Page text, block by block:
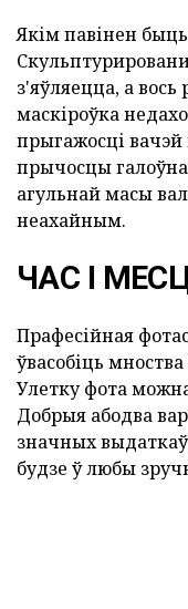
Якім павінен
з'яўляецца, а
маскіроўка
прыгажосці
прычосцы
агульнай масы
неахайным.
ЧАС І
Прафесійная
ўвасобіць
Улетку фота
Добрыя абодва
значных
будзе ў любы